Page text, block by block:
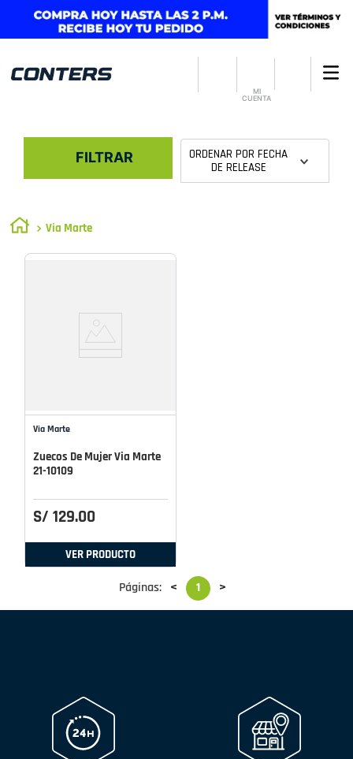
MI
CUENTA
FILTRAR ORDENAR POR FECHA
DE RELEASE
Via Marte
Via Marte
Zuecos De Mujer Via Marte
21-10109
S/ 129.00
VER PRODUCTO
Páginas: < 1 >